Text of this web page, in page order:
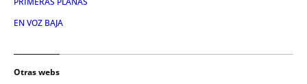
EN VOZ BAJA
Otras webs